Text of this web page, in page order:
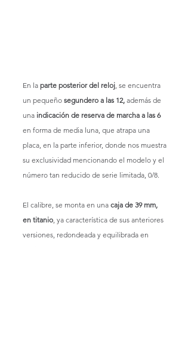
En la parte posterior del reloj , se encuentra
un pequeño segundero a las 12, además de
una indicación de reserva de marcha a las 6
en forma de media luna, que atrapa una
placa, en la parte inferior, donde nos muestra
su exclusividad mencionando el modelo y el
número tan reducido de serie limitada, 0/8.
El calibre, se monta en una caja de 39 mm,
en titanio , ya característica de sus anteriores
versiones, redondeada y equilibrada en